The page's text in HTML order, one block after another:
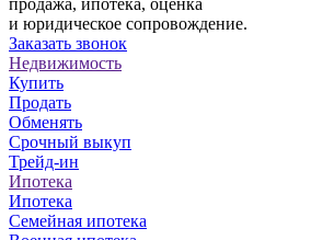
и юридическое сопровождение.
Заказать звонок
Недвижимость
Купить
Продать
Обменять
Срочный выкуп
Трейд-ин
Ипотека
Ипотека
Семейная ипотека